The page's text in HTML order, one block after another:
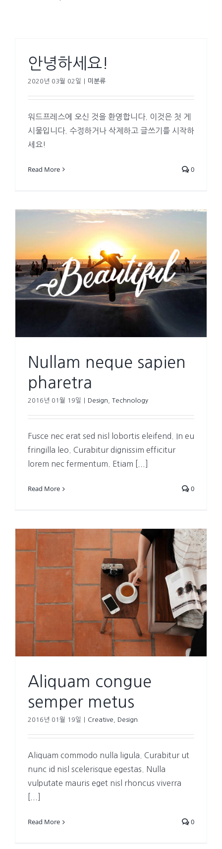
안녕하세요!
2020년 03월 02일 미분류
워드프레스에 오신 것을 환영합니다. 이것은 첫 게
시물입니다. 수정하거나 삭제하고 글쓰기를 시작하
세요!
Read More 0
Nullam neque sapien
pharetra
2016년 01월 19일 Design Technology
Fusce nec erat sed nisl lobortis eleifend. In eu
fringilla leo. Curabitur dignissim efficitur
lorem nec fermentum. Etiam [...]
Read More 0
Aliquam congue
semper metus
2016년 01월 19일 Creative Design
Aliquam commodo nulla ligula. Curabitur ut
nunc id nisl scelerisque egestas. Nulla
vulputate mauris eget nisl rhoncus viverra
Read More 0